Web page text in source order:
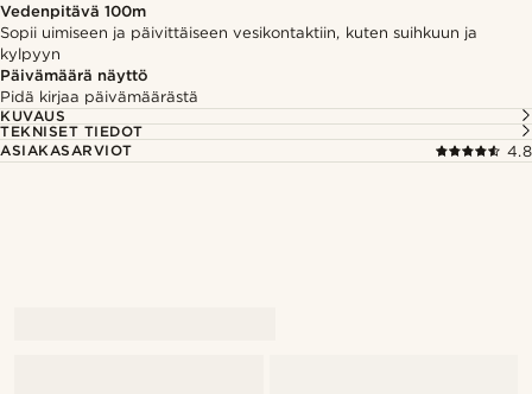
Vedenpitävä 100m
Sopii uimiseen ja päivittäiseen vesikontaktiin, kuten suihkuun ja
kylpyyn
Päivämäärä näyttö
Pidä kirjaa päivämäärästä
KUVAUS
TEKNISET TIEDOT
ASIAKASARVIOT
4.8